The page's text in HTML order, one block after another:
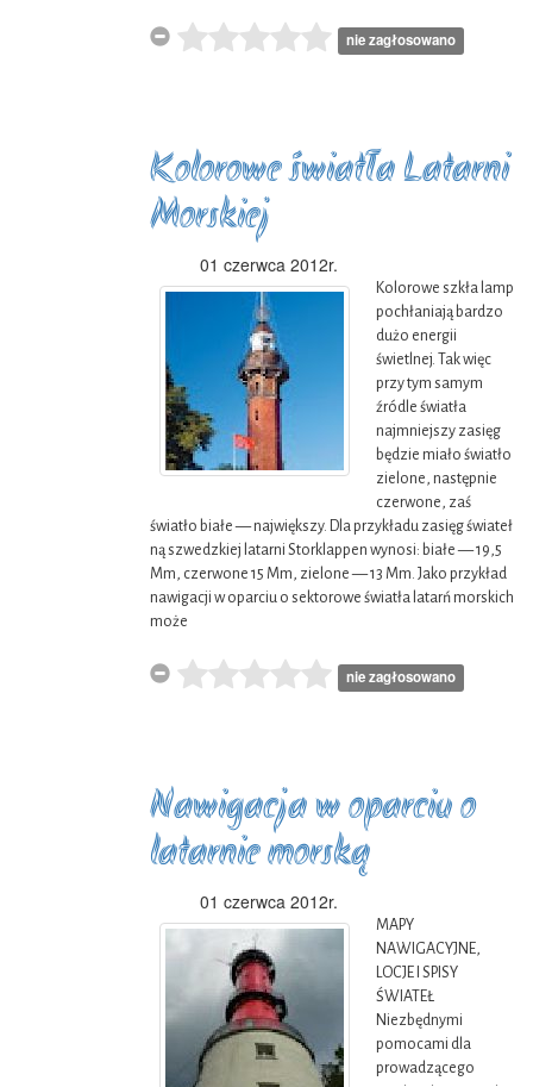
nie zagłosowano
Kolorowe światła Latarni
Morskiej
01 czerwca 2012r.
Kolorowe szkła lamp
pochłaniają bardzo
dużo energii
świetlnej. Tak więc
przy tym samym
źródle światła
najmniejszy zasięg
będzie miało światło
zielone, następnie
czerwone, zaś
światło białe — największy. Dla przykładu zasięg świateł
ną szwedzkiej latarni Storklappen wynosi: białe — 19,5
Mm, czerwone 15 Mm, zielone — 13 Mm. Jako przykład
nawigacji w oparciu o sektorowe światła latarń morskich
może
nie zagłosowano
Nawigacja w oparciu o
latarnie morską
01 czerwca 2012r.
MAPY
NAWIGACYJNE,
LOCJE I SPISY
ŚWIATEŁ
Niezbędnymi
pomocami dla
prowadzącego